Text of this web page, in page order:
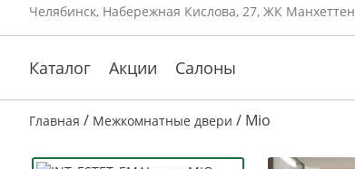
Челябинск, Набережная Кислова, 27, ЖК Манхеттен
Каталог Акции Салоны
Главная / Межкомнатные двери / Mio